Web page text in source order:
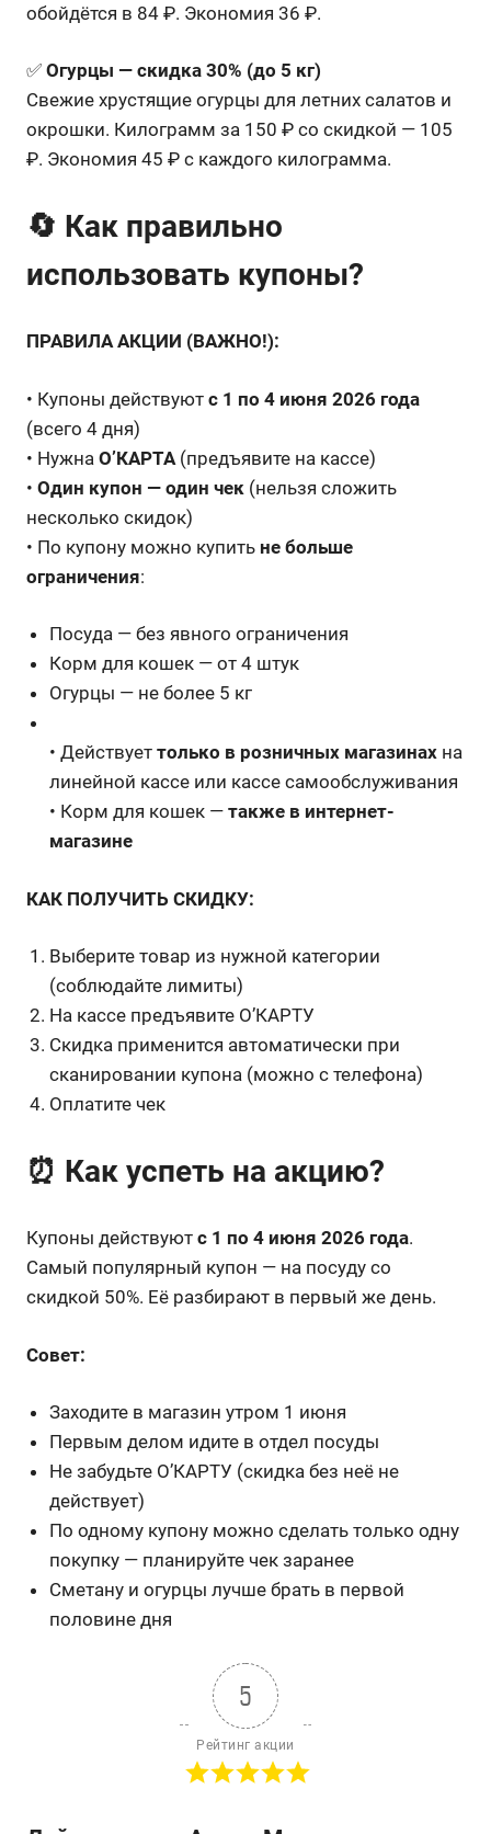
обойдётся в 84 ₽. Экономия 36 ₽.
✅ Огурцы — скидка 30% (до 5 кг)
Свежие хрустящие огурцы для летних салатов и
окрошки. Килограмм за 150 ₽ со скидкой — 105
₽. Экономия 45 ₽ с каждого килограмма.
🔄 Как правильно
использовать купоны?
ПРАВИЛА АКЦИИ (ВАЖНО!):
• Купоны действуют с 1 по 4 июня 2026 года
(всего 4 дня)
• Нужна О’КАРТА (предъявите на кассе)
• Один купон — один чек (нельзя сложить
несколько скидок)
• По купону можно купить не больше
ограничения:
Посуда — без явного ограничения
Корм для кошек — от 4 штук
Огурцы — не более 5 кг
• Действуеттолько в розничных магазинах на
линейной кассе или кассе самообслуживания
• Корм для кошек —также в интернет-
магазине
КАК ПОЛУЧИТЬ СКИДКУ:
Выберите товар из нужной категории
(соблюдайте лимиты)
На кассе предъявите О’КАРТУ
Скидка применится автоматически при
сканировании купона (можно с телефона)
Оплатите чек
⏰ Как успеть на акцию?
Купоны действуют с 1 по 4 июня 2026 года.
Самый популярный купон — на посуду со
скидкой 50%. Её разбирают в первый же день.
Совет:
Заходите в магазин утром 1 июня
Первым делом идите в отдел посуды
Не забудьте О’КАРТУ (скидка без неё не
действует)
По одному купону можно сделать только одну
покупку — планируйте чек заранее
Сметану и огурцы лучше брать в первой
половине дня
5
Рейтинг акции